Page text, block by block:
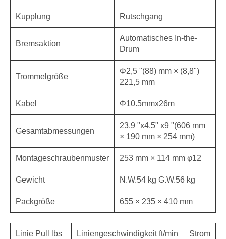
Kupplung Rutschgang
Bremsaktion
Automatisches In-the-
Drum
Trommelgröße
Φ2,5 "(88) mm × (8,8")
221,5 mm
Kabel Φ10.5mmx26m
Gesamtabmessungen
23,9 "x4,5" x9 "(606 mm
× 190 mm × 254 mm)
Montageschraubenmuster 253 mm × 114 mm φ12
Gewicht N.W.54 kg G.W.56 kg
Packgröße 655 × 235 × 410 mm
Linie Pull lbs Liniengeschwindigkeit ft/min Strom